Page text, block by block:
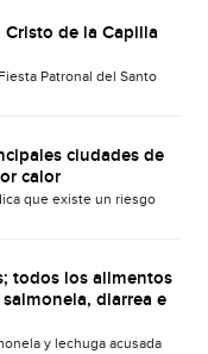
Cristo de la Capilla
Patronal del Santo
ciudades de
calor
que existe un riesgo
todos los alimentos
diarrea e
y lechuga acusada